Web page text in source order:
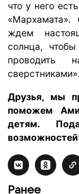
что у него
ждем
солнца,
проводить
сверстниками».
Друзья, мы
поможем
детям.
Ранее